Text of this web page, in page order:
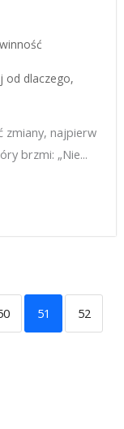
od dlaczego,
zmiany, najpierw
brzmi: „Nie...
51 52